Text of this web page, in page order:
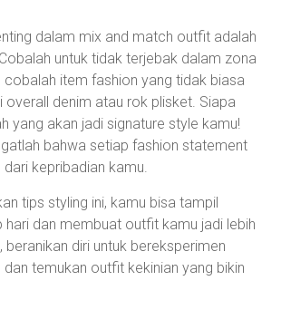
dalam mix and match outfit adalah
untuk tidak terjebak dalam zona
cobalah item fashion yang tidak biasa
overall denim atau rok plisket. Siapa
yang akan jadi signature style kamu!
bahwa setiap fashion statement
kepribadian kamu.
tips styling ini, kamu bisa tampil
hari dan membuat outfit kamu jadi lebih
beranikan diri untuk bereksperimen
temukan outfit kekinian yang bikin